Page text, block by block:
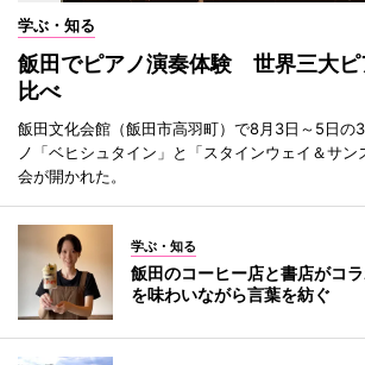
学ぶ・知る
飯田でピアノ演奏体験 世界三大ピ
比べ
飯田文化会館（飯田市高羽町）で8月3日～5日の
ノ「ベヒシュタイン」と「スタインウェイ＆サ
会が開かれた。
学ぶ・知る
飯田のコーヒー店と書店がコ
を味わいながら言葉を紡ぐ